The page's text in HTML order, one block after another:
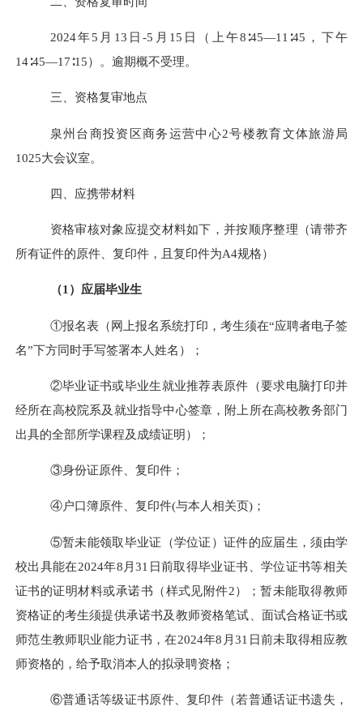
2024年5 月 13 日-5 月 1 5 日（上午8 ∶45—11 ∶45 ，下午
14∶45—17 ∶15）。逾期概不受理。
三、资格复审地点
泉州台商投资区商务运营中心2号楼教育文体旅游局
1025大会议室。
四、应携带材料
资格审核对象应提交材料如下，并按顺序整理（请带齐
所有证件的原件、复印件，且复印件为A4规格）
（1）应届毕业生
①报名表（网上报名系统打印，考生须在“应聘者电子签
名”下方同时手写签署本人姓名）；
②毕业证书或毕业生就业推荐表原件（要求电脑打印并
经所在高校院系及就业指导中心签章，附上所在高校教务部门
出具的全部所学课程及成绩证明）；
③身份证原件、复印件；
④户口簿原件、复印件(与本人相关页)；
⑤暂未能领取毕业证（学位证）证件的应届生，须由学
校出具能在2024年8 月31 日前取得毕业证书、学位证书等相关
证书的证明材料或承诺书（样式见附件2）；暂未能取得教师
资格证的考生须提供承诺书及教师资格笔试、面试合格证书或
师范生教师职业能力证书，在2024年8 月31 日前未取得相应教
师资格的，给予取消本人的拟录聘资格；
⑥普通话等级证书原件、复印件（若普通话证书遗失，